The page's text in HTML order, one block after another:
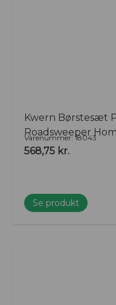
Kwern Børstesæt
Roadsweeper
Varenummer: 18043
568,75 kr.
Se produkt